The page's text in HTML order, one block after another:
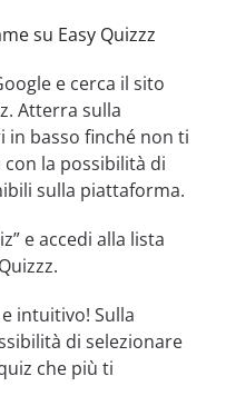
su Easy Quizzz
e cerca il sito
Atterra sulla
in basso finché non ti
la possibilità di
sulla piattaforma.
e accedi alla lista
intuitivo! Sulla
di selezionare
che più ti